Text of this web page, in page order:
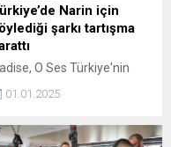
de bütün
iyilik tarafı
bu medeniyetin
paylaşmaya
ve paylaşıyoruz ve...
Narin için
şarkı tartışma
O Ses Türkiye'nin
kaybolduktan
Narin için Sıfır
01.01.2025